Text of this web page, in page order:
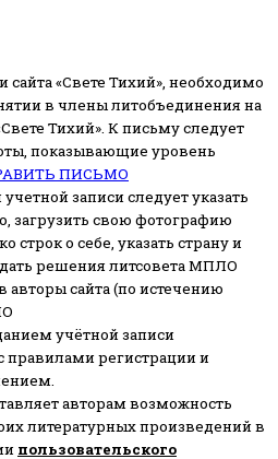
«Свете Тихий», необходимо
в члены литобъединения на
Тихий». К письму следует
показывающие уровень
ПИСЬМО
записи следует указать
свою фотографию
строк о себе, указать страну и
решения литсовета МПЛО
авторы сайта (по истечению
учётной записи
правилами регистрации и
авторам возможность
литературных произведений в
пользовательского